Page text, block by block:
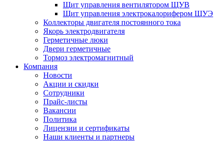
Щит управления вентилятором ЩУВ
Щит управления электрокалорифером ЩУЭ
Коллекторы двигателя постоянного тока
Якорь электродвигателя
Герметичные люки
Двери герметичные
Тормоз электромагнитный
Компания
Новости
Акции и скидки
Сотрудники
Прайс-листы
Вакансии
Политика
Лицензии и сертификаты
Наши клиенты и партнеры